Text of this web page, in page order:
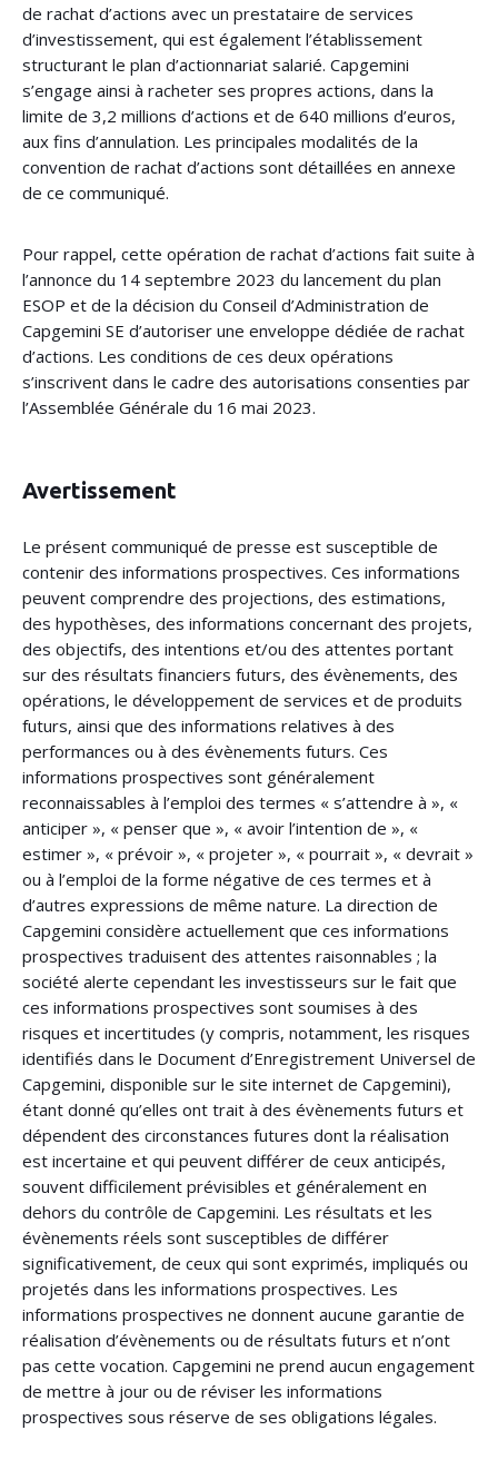
de rachat d’actions avec un prestataire de services
d’investissement, qui est également l’établissement
structurant le plan d’actionnariat salarié. Capgemini
s’engage ainsi à racheter ses propres actions, dans la
limite de 3,2 millions d’actions et de 640 millions d’euros,
aux fins d’annulation. Les principales modalités de la
convention de rachat d’actions sont détaillées en annexe
de ce communiqué.
Pour rappel, cette opération de rachat d’actions fait suite à
l’annonce du 14 septembre 2023 du lancement du plan
ESOP et de la décision du Conseil d’Administration de
Capgemini SE d’autoriser une enveloppe dédiée de rachat
d’actions. Les conditions de ces deux opérations
s’inscrivent dans le cadre des autorisations consenties par
l’Assemblée Générale du 16 mai 2023.
Avertissement
Le présent communiqué de presse est susceptible de
contenir des informations prospectives. Ces informations
peuvent comprendre des projections, des estimations,
des hypothèses, des informations concernant des projets,
des objectifs, des intentions et/ou des attentes portant
sur des résultats financiers futurs, des évènements, des
opérations, le développement de services et de produits
futurs, ainsi que des informations relatives à des
performances ou à des évènements futurs. Ces
informations prospectives sont généralement
reconnaissables à l’emploi des termes « s’attendre à », «
anticiper », « penser que », « avoir l’intention de », «
estimer », « prévoir », « projeter », « pourrait », « devrait »
ou à l’emploi de la forme négative de ces termes et à
d’autres expressions de même nature. La direction de
Capgemini considère actuellement que ces informations
prospectives traduisent des attentes raisonnables ; la
société alerte cependant les investisseurs sur le fait que
ces informations prospectives sont soumises à des
risques et incertitudes (y compris, notamment, les risques
identifiés dans le Document d’Enregistrement Universel de
Capgemini, disponible sur le site internet de Capgemini),
étant donné qu’elles ont trait à des évènements futurs et
dépendent des circonstances futures dont la réalisation
est incertaine et qui peuvent différer de ceux anticipés,
souvent difficilement prévisibles et généralement en
dehors du contrôle de Capgemini. Les résultats et les
évènements réels sont susceptibles de différer
significativement, de ceux qui sont exprimés, impliqués ou
projetés dans les informations prospectives. Les
informations prospectives ne donnent aucune garantie de
réalisation d’évènements ou de résultats futurs et n’ont
pas cette vocation. Capgemini ne prend aucun engagement
de mettre à jour ou de réviser les informations
prospectives sous réserve de ses obligations légales.